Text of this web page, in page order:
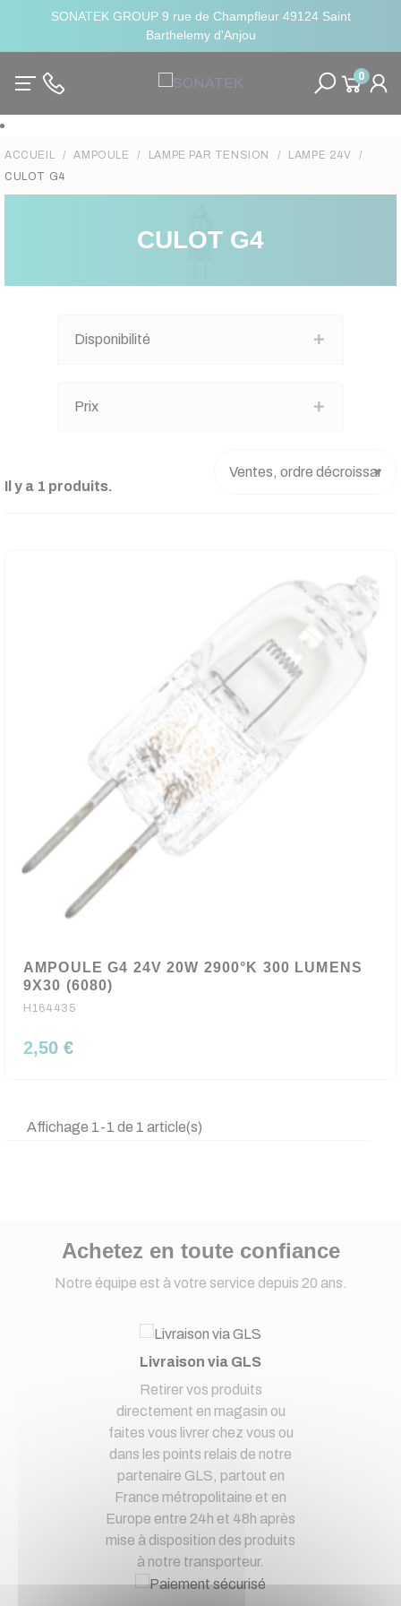
SONATEK GROUP 9 rue de Champfleur 49124 Saint
Barthelemy d'Anjou
0
ACCUEIL AMPOULE LAMPE PAR TENSION
LAMPE 24V
CULOT G4
CULOT G4
Disponibilité
Prix
Il y a 1 produits.
AMPOULE G4 24V 20W 2900°K 300 LUMENS
9X30 (6080)
H164435
2,50 €
Affichage 1-1 de 1 article(s)
Achetez en toute confiance
Notre équipe est à votre service depuis 20 ans.
Livraison via GLS
Retirer vos produits
directement en magasin ou
faites vous livrer chez vous ou
dans les points relais de notre
partenaire GLS, partout en
France métropolitaine et en
Europe entre 24h et 48h après
mise à disposition des produits
à notre transporteur.